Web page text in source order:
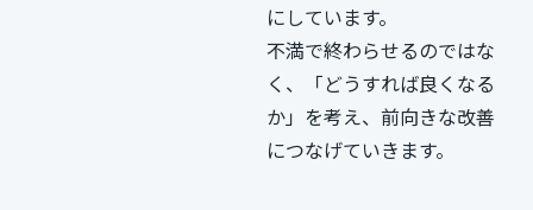
にしています。
不満で終わらせるのではな
く、「どうすれば良くなる
か」を考え、前向きな改善
につなげていきます。